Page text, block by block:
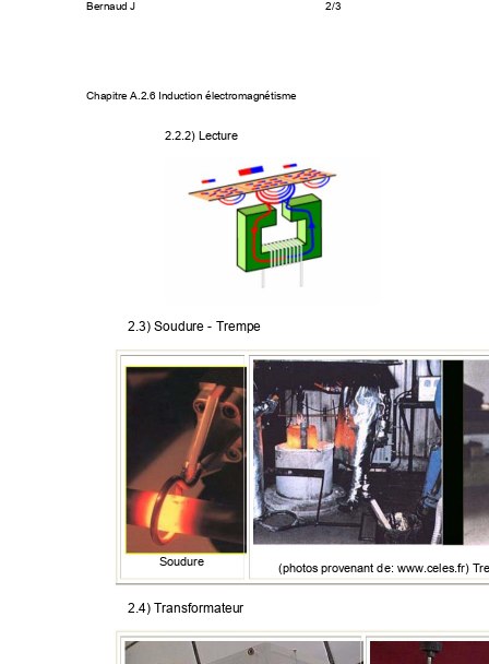
Bernaud J 2/3
Chapitre A.2.6 Induction électromagnétisme
2.2.2) Lecture
2.3) Soudure - Trempe
Soudure
(photos provenant de: www.celes.fr)
2.4) Transformateur